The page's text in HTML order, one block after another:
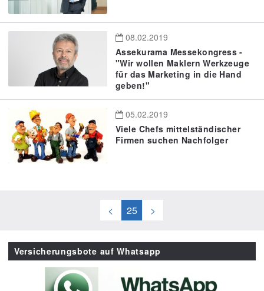
08.02.2019
Assekurama Messekongress -
"Wir wollen Maklern Werkzeuge
für das Marketing in die Hand
geben!"
05.02.2019
Viele Chefs mittelständischer
Firmen suchen Nachfolger
< 25 >
Versicherungsbote auf Whatsapp